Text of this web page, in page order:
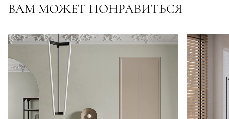
ВАМ МОЖЕТ ПОНРАВИТЬСЯ